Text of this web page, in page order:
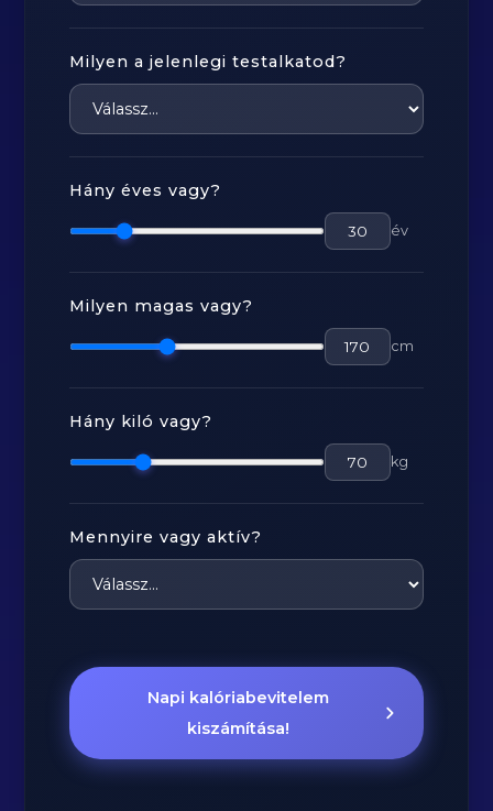
Milyen a jelenlegi testalkatod?
Hány éves vagy?
év
Milyen magas vagy?
cm
Hány kiló vagy?
kg
Mennyire vagy aktív?
Napi kalóriabevitelem
kiszámítása!